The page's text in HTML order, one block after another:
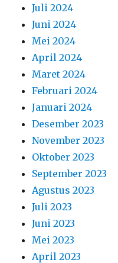
Juli 2024
Juni 2024
Mei 2024
April 2024
Maret 2024
Februari 2024
Januari 2024
Desember 2023
November 2023
Oktober 2023
September 2023
Agustus 2023
Juli 2023
Juni 2023
Mei 2023
April 2023